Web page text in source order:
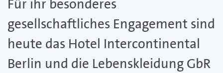
Für ihr besonderes
gesellschaftliches Engagement sind
heute das Hotel Intercontinental
Berlin und die Lebenskleidung GbR